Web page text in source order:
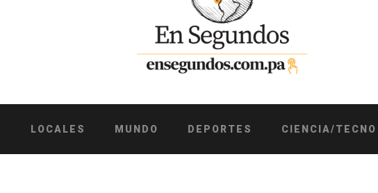
LOCALES MUNDO DEPORTES CIENCIA/TECNO